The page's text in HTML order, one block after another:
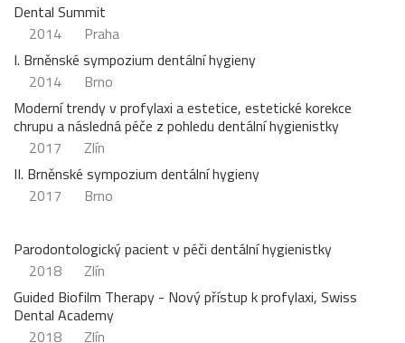
Dental Summit
2014
Praha
I. Brněnské sympozium dentální hygieny
2014
Brno
Moderní trendy v profylaxi a estetice, estetické korekce
chrupu a následná péče z pohledu dentální hygienistky
2017
Zlín
II. Brněnské sympozium dentální hygieny
2017
Brno
Parodontologický pacient v péči dentální hygienistky
2018
Zlín
Guided Biofilm Therapy - Nový přístup k profylaxi, Swiss
Dental Academy
2018
Zlín